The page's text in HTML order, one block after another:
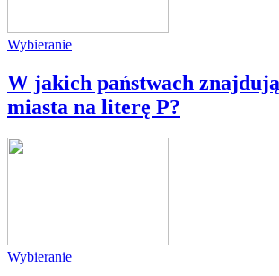
Wybieranie
W jakich państwach
miasta na literę P?
Wybieranie